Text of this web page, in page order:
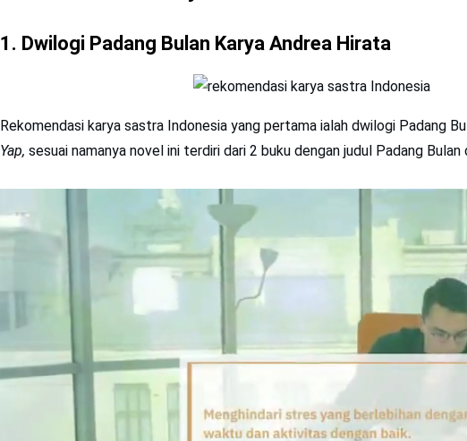
1. Dwilogi Padang Bulan Karya Andrea Hirata
Rekomendasi karya sastra Indonesia yang pertama ialah dwilogi Padang
Yap, sesuai namanya novel ini terdiri dari 2 buku dengan judul Padang Bulan